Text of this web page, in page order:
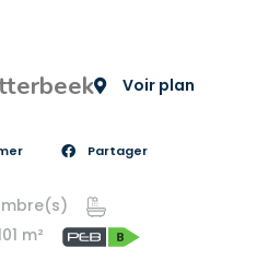
Voir plan
Partager
m²